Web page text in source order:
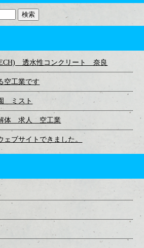
透水性コンクリート 奈良
空工業です
ミスト
体 求人 空工業
ブサイトできました。